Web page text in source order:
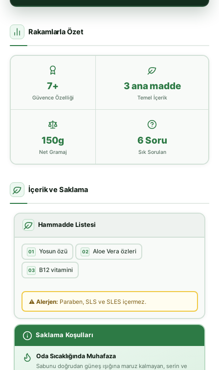
Rakamlarla Özet
7+
Güvence Özelliği
3 ana madde
Temel İçerik
150g
Net Gramaj
6 Soru
Sık Sorulan
İçerik ve Saklama
Hammadde Listesi
01 Yosun özü 02 Aloe Vera özleri
03 B12 vitamini
⚠ Alerjen: Paraben, SLS ve SLES içermez.
Saklama Koşulları
Oda Sıcaklığında Muhafaza
Sabunu doğrudan güneş ışığına maruz kalmayan, serin ve